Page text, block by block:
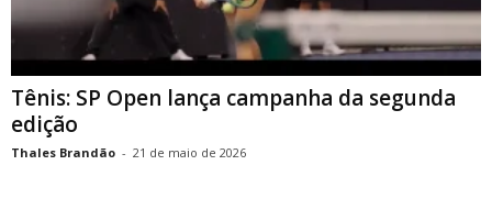
Tênis: SP Open lança campanha da segunda
edição
Thales Brandão - 21 de maio de 2026